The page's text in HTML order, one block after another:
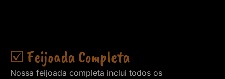
☑️ Feijoada Completa
Nossa feijoada completa inclui todos os